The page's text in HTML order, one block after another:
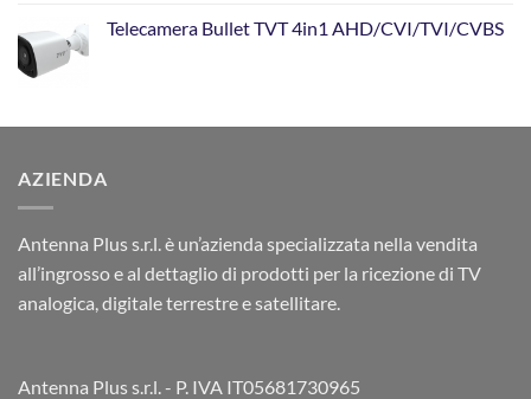
Telecamera Bullet TVT 4in1 AHD/CVI/TVI/CVBS
AZIENDA
Antenna Plus s.r.l. è un’azienda specializzata nella vendita
all’ingrosso e al dettaglio di prodotti per la ricezione di TV
analogica, digitale terrestre e satellitare.
Antenna Plus s.r.l. - P. IVA IT05681730965